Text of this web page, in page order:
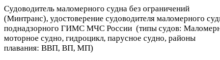
Судоводитель маломерного судна без ограничений
(Минтранс), удостоверение судоводителя маломерного
поднадзорного ГИМС МЧС России (типы судов:
моторное судно, гидроцикл, парусное судно, районы
плавания: ВВП, ВП, МП)